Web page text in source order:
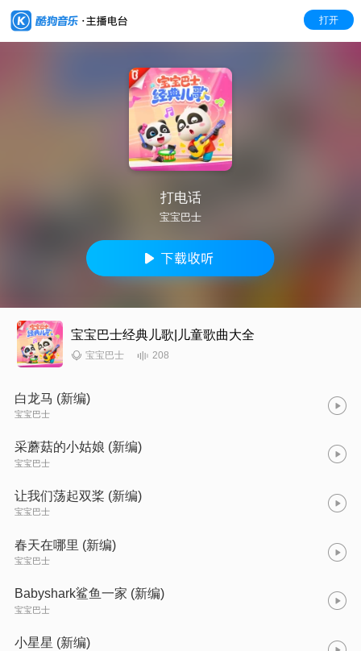
打开
打电话
宝宝巴士
宝宝巴士经典儿歌|儿童歌曲大全
宝宝巴士 208
白龙马 (新编)
宝宝巴士
采蘑菇的小姑娘 (新编)
宝宝巴士
让我们荡起双桨 (新编)
宝宝巴士
春天在哪里 (新编)
宝宝巴士
Babyshark鲨鱼一家 (新编)
宝宝巴士
小星星 (新编)